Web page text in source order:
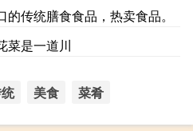
传统膳食食品，热卖食品。
菜是一道川
美食 菜肴